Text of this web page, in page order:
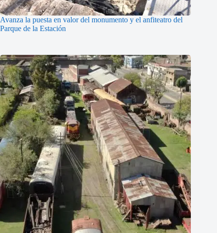
Avanza la puesta en valor del monumento y el anfiteatro del
Parque de la Estación